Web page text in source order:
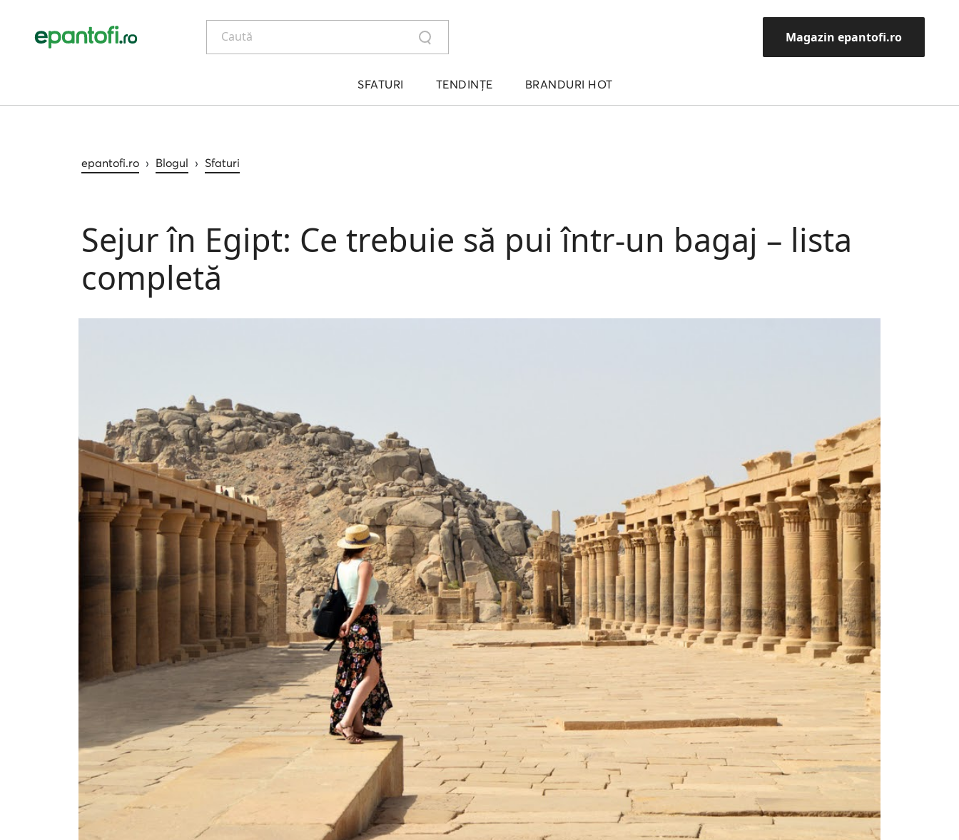
Caută Magazin epantofi.ro
SFATURI TENDINȚE BRANDURI HOT
epantofi.ro › Blogul › Sfaturi
Sejur în Egipt: Ce trebuie să pui într-un bagaj – lista
completă
Sfaturi